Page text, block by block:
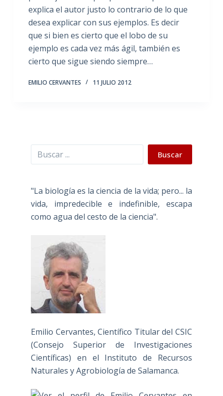
explica el autor justo lo contrario de lo que
desea explicar con sus ejemplos. Es decir
que si bien es cierto que el lobo de su
ejemplo es cada vez más ágil, también es
cierto que sigue siendo siempre…
EMILIO CERVANTES 11 JULIO 2012
Buscar Buscar
"La biología es la ciencia de la vida; pero... la
vida, impredecible e indefinible, escapa
como agua del cesto de la ciencia".
Emilio Cervantes, Científico Titular del CSIC
(Consejo Superior de Investigaciones
Científicas) en el Instituto de Recursos
Naturales y Agrobiología de Salamanca.